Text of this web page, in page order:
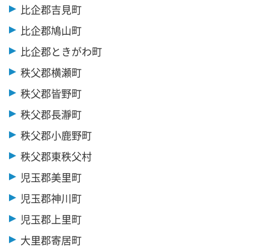
比企郡吉見町
比企郡鳩山町
比企郡ときがわ町
秩父郡横瀬町
秩父郡皆野町
秩父郡長瀞町
秩父郡小鹿野町
秩父郡東秩父村
児玉郡美里町
児玉郡神川町
児玉郡上里町
大里郡寄居町